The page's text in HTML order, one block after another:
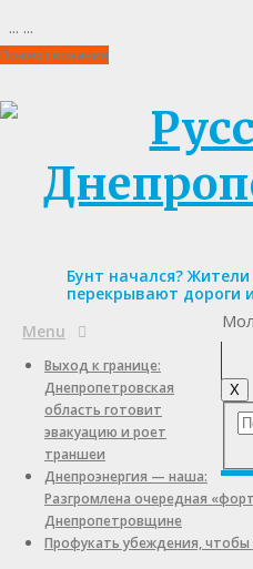
... ...
Пожертвования
Бунт начался?
перекрывают дороги
Menu
X
Выход к границе:
Днепропетровская
область готовит
эвакуацию и роет
траншеи
Днепроэнергия — наша:
Разгромлена очередная
Днепропетровщине
Профукать убеждения, чтобы